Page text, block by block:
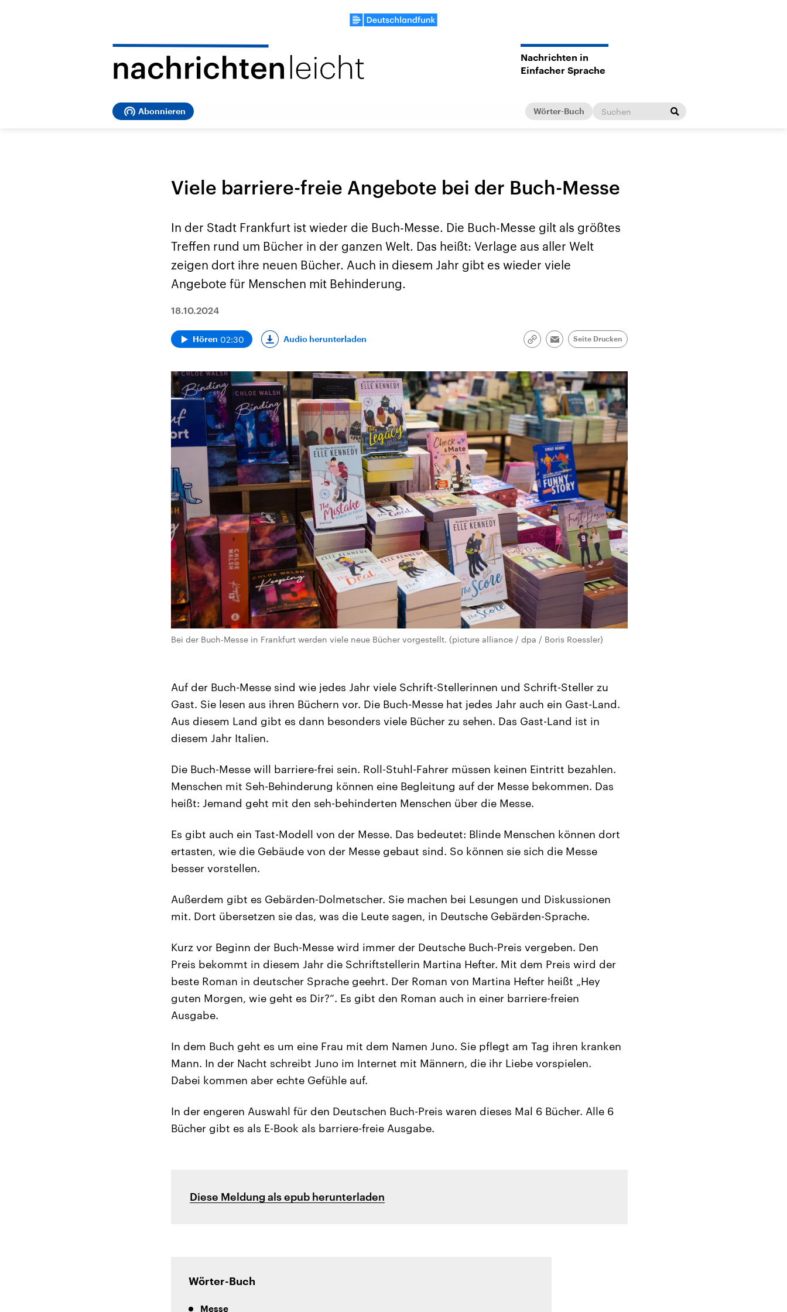
Nachrichten in
Einfacher Sprache
Abonnieren Wörter-Buch
Viele barriere-freie Angebote bei der Buch-Messe
In der Stadt Frankfurt ist wieder die Buch-Messe. Die Buch-Messe gilt als größtes
Treffen rund um Bücher in der ganzen Welt. Das heißt: Verlage aus aller Welt
zeigen dort ihre neuen Bücher. Auch in diesem Jahr gibt es wieder viele
Angebote für Menschen mit Behinderung.
18.10.2024
Hören 02:30 Audio herunterladen
Link
Email
Seite Drucken
Bei der Buch-Messe in Frankfurt werden viele neue Bücher vorgestellt. (picture alliance / dpa / Boris Roessler)
Auf der Buch-Messe sind wie jedes Jahr viele Schrift-Stellerinnen und Schrift-Steller zu
Gast. Sie lesen aus ihren Büchern vor. Die Buch-Messe hat jedes Jahr auch ein Gast-Land.
Aus diesem Land gibt es dann besonders viele Bücher zu sehen. Das Gast-Land ist in
diesem Jahr Italien.
Die Buch-Messe will barriere-frei sein. Roll-Stuhl-Fahrer müssen keinen Eintritt bezahlen.
Menschen mit Seh-Behinderung können eine Begleitung auf der Messe bekommen. Das
heißt: Jemand geht mit den seh-behinderten Menschen über die Messe.
Es gibt auch ein Tast-Modell von der Messe. Das bedeutet: Blinde Menschen können dort
ertasten, wie die Gebäude von der Messe gebaut sind. So können sie sich die Messe
besser vorstellen.
Außerdem gibt es Gebärden-Dolmetscher. Sie machen bei Lesungen und Diskussionen
mit. Dort übersetzen sie das, was die Leute sagen, in Deutsche Gebärden-Sprache.
Kurz vor Beginn der Buch-Messe wird immer der Deutsche Buch-Preis vergeben. Den
Preis bekommt in diesem Jahr die Schriftstellerin Martina Hefter. Mit dem Preis wird der
beste Roman in deutscher Sprache geehrt. Der Roman von Martina Hefter heißt „Hey
guten Morgen, wie geht es Dir?“. Es gibt den Roman auch in einer barriere-freien
Ausgabe.
In dem Buch geht es um eine Frau mit dem Namen Juno. Sie pflegt am Tag ihren kranken
Mann. In der Nacht schreibt Juno im Internet mit Männern, die ihr Liebe vorspielen.
Dabei kommen aber echte Gefühle auf.
In der engeren Auswahl für den Deutschen Buch-Preis waren dieses Mal 6 Bücher. Alle 6
Bücher gibt es als E-Book als barriere-freie Ausgabe.
Diese Meldung als epub herunterladen
Wörter-Buch
Messe